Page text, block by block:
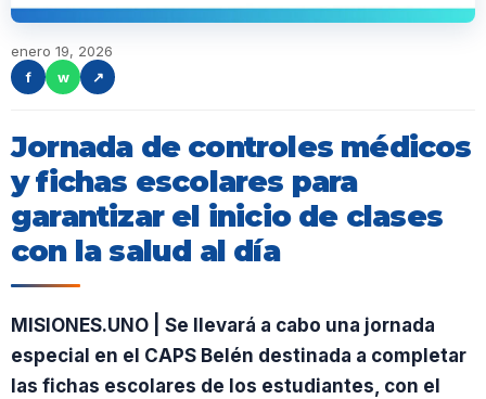
enero 19, 2026
f
w ↗
Jornada de controles médicos
y fichas escolares para
garantizar el inicio de clases
con la salud al día
MISIONES.UNO | Se llevará a cabo una jornada
especial en el CAPS Belén destinada a completar
las fichas escolares de los estudiantes, con el